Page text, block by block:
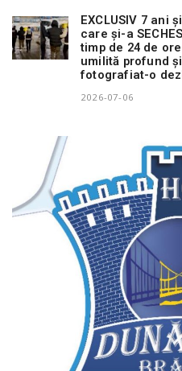
EXCLUSIV 7 ani
care și-a
timp de 24 de
umilită profund
fotografiat-o
2026-07-06